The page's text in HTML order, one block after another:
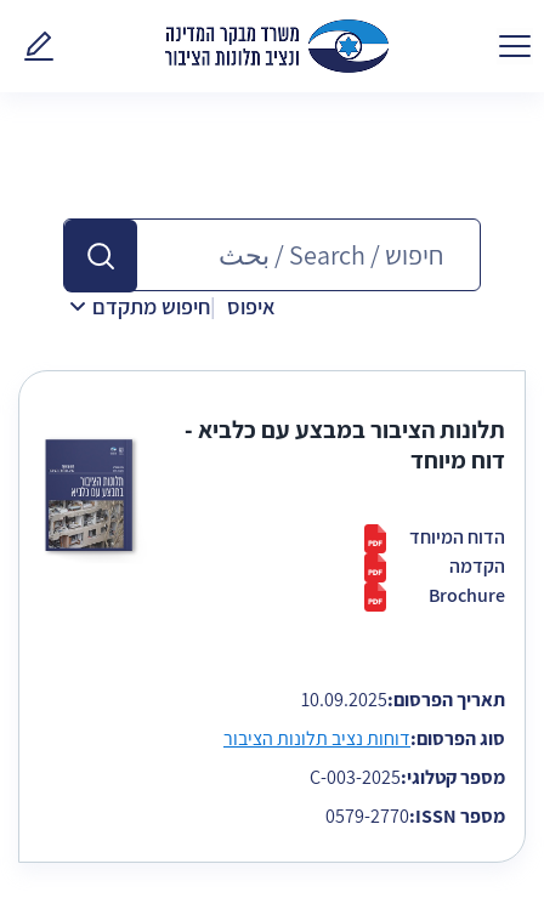
פנו
איפוס חיפוש מתקדם
תלונות הציבור במבצע עם כלביא -
דוח מיוחד
הדוח המיוחד
הקדמה
Brochure
תאריך הפרסום:10.09.2025
סוג הפרסום:דוחות נציב תלונות הציבור
מספר קטלוגי:2025-C-003
מספר ISSN:
0579-2770